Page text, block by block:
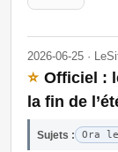
2026-06-25 ·
⭐ Officiel :
la fin de
Sujets : Ora